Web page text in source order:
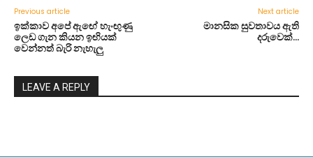
Previous article
ඉක්කාව අපේ ඇඟේ හැංඟුණු
ලෙඩ ගැන කියන ඉඟියක්
වෙන්නත් බැරි නැහැලු
Next article
මානසික සුවතාවය ඇති
දරුවෙක්…
LEAVE A REPLY